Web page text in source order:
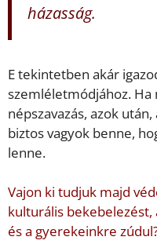
házasság.
E tekintetben akár
szemléletmódjához.
népszavazás, azok
biztos vagyok benne,
lenne.
Vajon ki tudjuk majd
kulturális
és a gyerekeinkre